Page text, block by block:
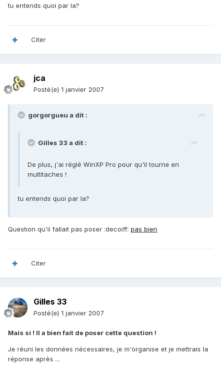
tu entends quoi par la?
Citer
jca
Posté(e) 1 janvier 2007
gorgorgueu a dit :
Gilles 33 a dit :
De plus, j'ai réglé WinXP Pro pour qu'il tourne en
multitaches !
tu entends quoi par la?
Question qu'il fallait pas poser :decoiff: pas bien
Citer
Gilles 33
Posté(e) 1 janvier 2007
Mais si ! Il a bien fait de poser cette question !
Je réuni les données nécessaires, je m'organise et je mettrais la
réponse après ...